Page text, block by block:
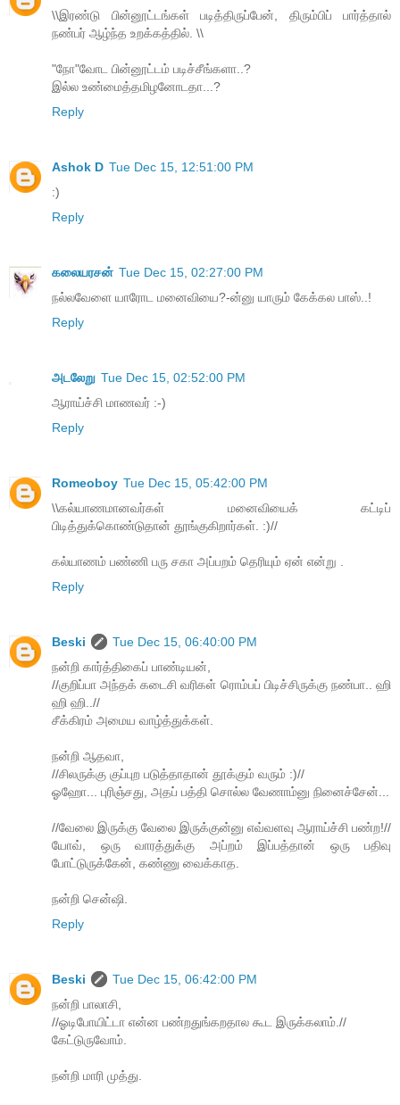
\\இரண்டு பின்னூட்டங்கள் படித்திருப்பேன், திரும்பிப் பார்த்தால்
நண்பர் ஆழ்ந்த உறக்கத்தில். \\
"நோ"வோட பின்னூட்டம் படிச்சீங்களா..?
இல்ல உண்மைத்தமிழனோடதா...?
Reply
Ashok D Tue Dec 15, 12:51:00 PM
:)
Reply
கலையரசன் Tue Dec 15, 02:27:00 PM
நல்லவேளை யாரோட மனைவியை?-ன்னு யாரும் கேக்கல பாஸ்..!
Reply
அடலேறு Tue Dec 15, 02:52:00 PM
ஆராய்ச்சி மாணவர் :-)
Reply
Romeoboy Tue Dec 15, 05:42:00 PM
\\கல்யாணமானவர்கள் மனைவியைக் கட்டிப்
பிடித்துக்கொண்டுதான் தூங்குகிறார்கள். :)//
கல்யாணம் பண்ணி பரு சகா அப்பறம் தெரியும் ஏன் என்று .
Reply
Beski
Tue Dec 15, 06:40:00 PM
நன்றி கார்த்திகைப் பாண்டியன்,
//குறிப்பா அந்தக் கடைசி வரிகள் ரொம்பப் பிடிச்சிருக்கு நண்பா.. ஹி
ஹி ஹி..//
சீக்கிரம் அமைய வாழ்த்துக்கள்.
நன்றி ஆதவா,
//சிலருக்கு குப்புற படுத்தாதான் தூக்கும் வரும் :)//
ஓஹோ... புரிஞ்சது, அதப் பத்தி சொல்ல வேணாம்னு நினைச்சேன்...
//வேலை இருக்கு வேலை இருக்குன்னு எவ்வளவு ஆராய்ச்சி பண்ற!//
யோவ், ஒரு வாரத்துக்கு அப்றம் இப்பத்தான் ஒரு பதிவு
போட்டுருக்கேன், கண்ணு வைக்காத.
நன்றி சென்ஷி.
Reply
Beski
Tue Dec 15, 06:42:00 PM
நன்றி பாலாசி,
//ஓடிபோயிட்டா என்ன பண்றதுங்கறதால கூட இருக்கலாம்.//
கேட்டுருவோம்.
நன்றி மாரி முத்து.